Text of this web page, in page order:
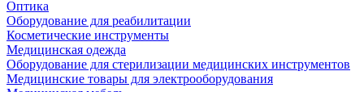
Оптика
Оборудование для реабилитации
Косметические инструменты
Медицинская одежда
Оборудование для стерилизации медицинских инструментов
Медицинские товары для электрооборудования